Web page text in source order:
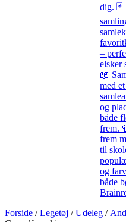
dig.
–
elsker
📖
med
og
både
frem.
frem
til
og
både
Forside /Legetøj /Udeleg /